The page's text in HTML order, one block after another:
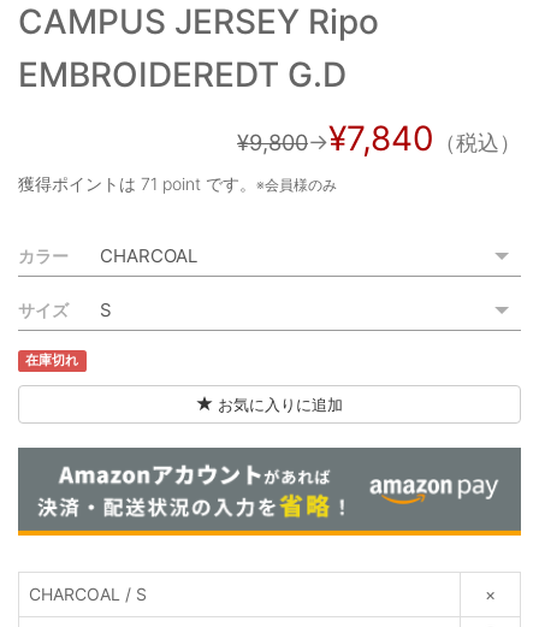
CAMPUS JERSEY Ripo
EMBROIDEREDT G.D
¥9,800→¥7,840 （税込）
獲得ポイントは 71 point です。 ※会員様のみ
カラー
サイズ
在庫切れ
お気に入りに追加
CHARCOAL / S ×